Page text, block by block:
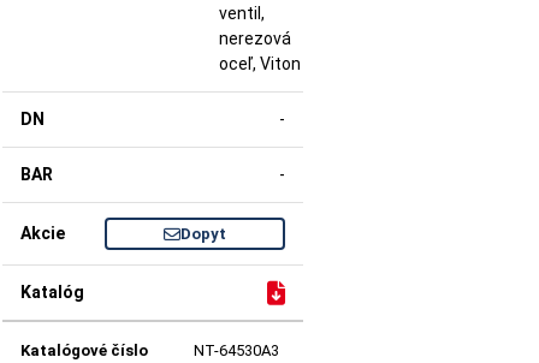
ventil,
nerezová
oceľ, Viton
-
-
Dopyt
NT-64530A3